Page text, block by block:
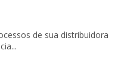
de sua distribuidora